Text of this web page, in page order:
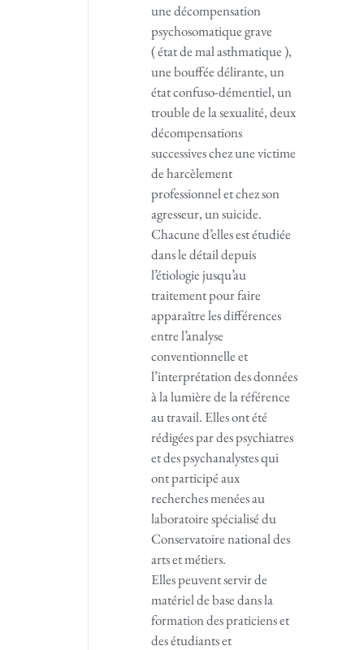
une décompensation
psychosomatique grave
( état de mal asthmatique ),
une bouffée délirante, un
état confuso-démentiel, un
trouble de la sexualité, deux
décompensations
successives chez une victime
de harcèlement
professionnel et chez son
agresseur, un suicide.
Chacune d’elles est étudiée
dans le détail depuis
l’étiologie jusqu’au
traitement pour faire
apparaître les différences
entre l’analyse
conventionnelle et
l’interprétation des données
à la lumière de la référence
au travail. Elles ont été
rédigées par des psychiatres
et des psychanalystes qui
ont participé aux
recherches menées au
laboratoire spécialisé du
Conservatoire national des
arts et métiers.
Elles peuvent servir de
matériel de base dans la
formation des praticiens et
des étudiants et